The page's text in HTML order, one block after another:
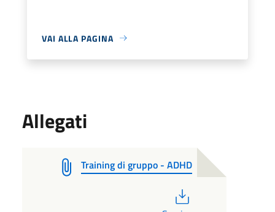
VAI ALLA PAGINA
Allegati
Training di gruppo - ADHD